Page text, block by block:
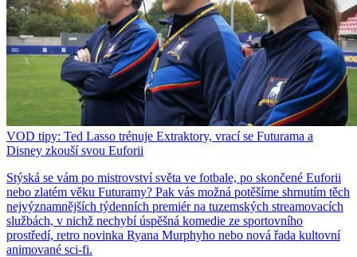
VOD tipy: Ted Lasso trénuje Extraktory, vrací se Futurama a
Disney zkouší svou Euforii
Stýská se vám po mistrovství světa ve fotbale, po skončené Euforii
nebo zlatém věku Futuramy? Pak vás možná potěšíme shrnutím těch
nejvýznamnějších týdenních premiér na tuzemských streamovacích
službách, v nichž nechybí úspěšná komedie ze sportovního
prostředí, retro novinka Ryana Murphyho nebo nová řada kultovní
animované sci-fi.